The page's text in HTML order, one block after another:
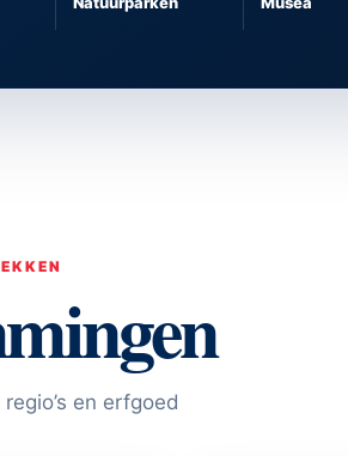
en erfgoed